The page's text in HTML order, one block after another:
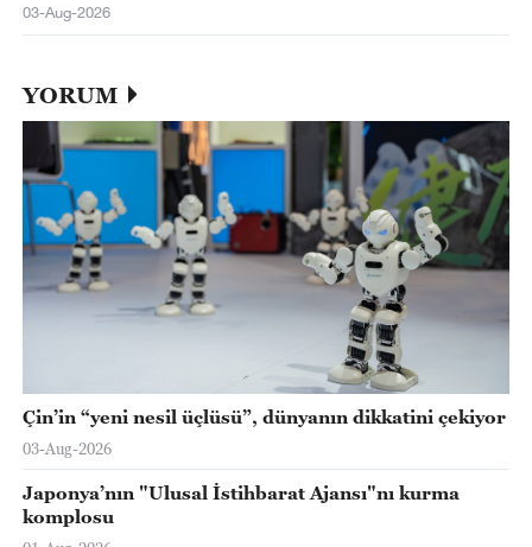
03-Aug-2026
YORUM
Çin’in “yeni nesil üçlüsü”, dünyanın dikkatini çekiyor
03-Aug-2026
Japonya’nın "Ulusal İstihbarat Ajansı"nı kurma
komplosu